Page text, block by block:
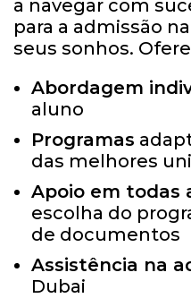
a navegar com
para a admissão
seus sonhos.
Abordagem
aluno
Programas
das melhores
Apoio em todas
escolha do
de documentos
Assistência na
Dubai